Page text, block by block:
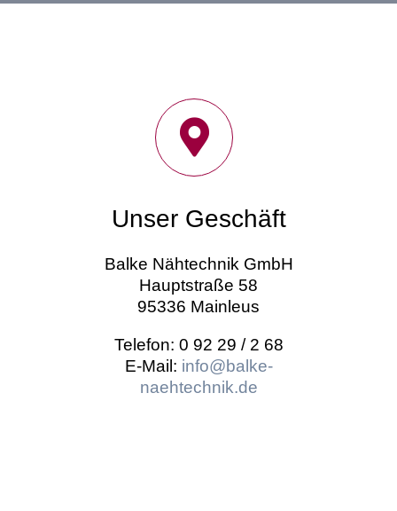
Unser Geschäft
Balke Nähtechnik GmbH
Hauptstraße 58
95336 Mainleus
Telefon: 0 92 29 / 2 68
E-Mail: info@balke-
naehtechnik.de